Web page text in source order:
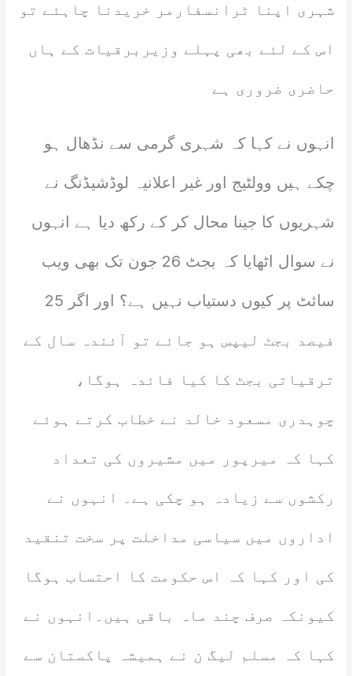
شہری اپنا ٹرانسفارمر خریدنا چاہئے تو
اس کے لئے بھی پہلے وزیربرقیات کے ہاں
حاضری ضروری ہے
انہوں نے کہا کہ شہری گرمی سے نڈھال ہو
چکے ہیں وولٹیج اور غیر اعلانیہ لوڈشیڈنگ نے
شہریوں کا جینا محال کر کے رکھ دیا ہے انہوں
نے سوال اٹھایا کہ بجٹ 26 جون تک بھی ویب
سائٹ پر کیوں دستیاب نہیں ہے؟ اور اگر 25
فیصد بجٹ لیپس ہو جائے تو آئندہ سال کے
ترقیاتی بجٹ کا کیا فائدہ ہوگا،
چوہدری مسعود خالد نے خطاب کرتے ہوئے
کہا کہ میرپور میں مشیروں کی تعداد
رکشوں سے زیادہ ہو چکی ہے۔ انہوں نے
اداروں میں سیاسی مداخلت پر سخت تنقید
کی اور کہا کہ اس حکومت کا احتساب ہوگا
کیونکہ صرف چند ماہ باقی ہیں۔انہوں نے
کہا کہ مسلم لیگ ن نے ہمیشہ پاکستان سے